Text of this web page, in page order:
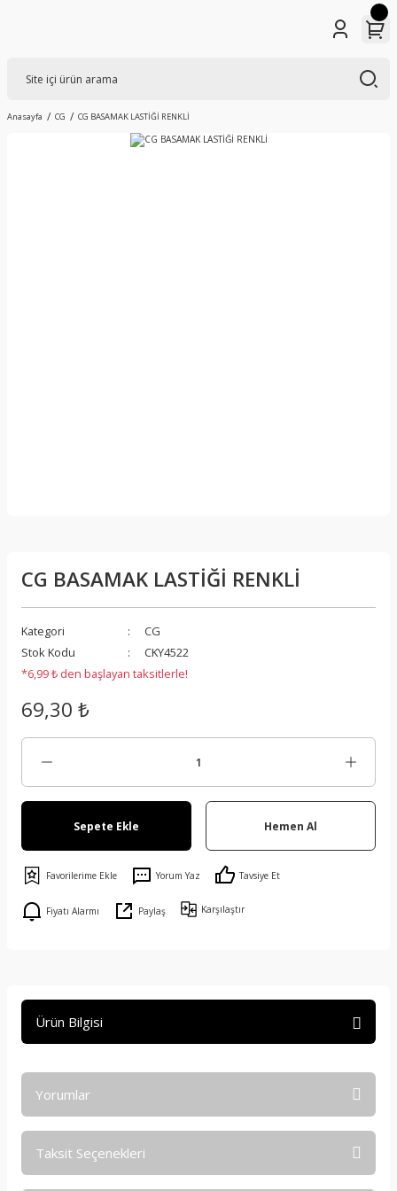
Anasayfa CG CG BASAMAK LASTİĞİ RENKLİ
CG BASAMAK LASTİĞİ RENKLİ
Kategori
CG
Stok Kodu
CKY4522
*6,99 ₺ den başlayan taksitlerle!
69,30 ₺
Sepete Ekle Hemen Al
Yorum Yaz Tavsiye Et
Fiyatı Alarmı Paylaş Karşılaştır
Ürün Bilgisi
Yorumlar
Taksit Seçenekleri